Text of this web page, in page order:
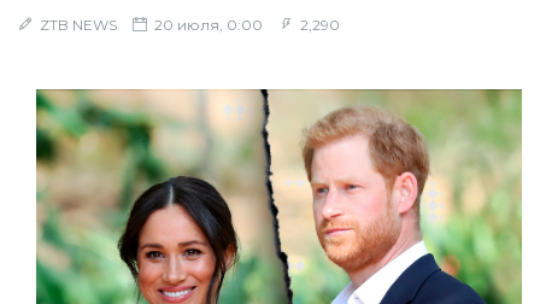
ZTB NEWS 20 июля, 0:00 2,290